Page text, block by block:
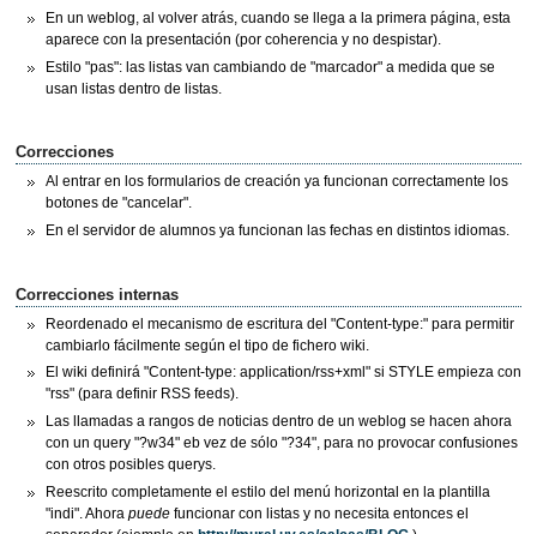
En un weblog, al volver atrás, cuando se llega a la primera página, esta
aparece con la presentación (por coherencia y no despistar).
Estilo "pas": las listas van cambiando de "marcador" a medida que se
usan listas dentro de listas.
Correcciones
Al entrar en los formularios de creación ya funcionan correctamente los
botones de "cancelar".
En el servidor de alumnos ya funcionan las fechas en distintos idiomas.
Correcciones internas
Reordenado el mecanismo de escritura del "Content-type:" para permitir
cambiarlo fácilmente según el tipo de fichero wiki.
El wiki definirá "Content-type: application/rss+xml" si STYLE empieza con
"rss" (para definir RSS feeds).
Las llamadas a rangos de noticias dentro de un weblog se hacen ahora
con un query "?w34" eb vez de sólo "?34", para no provocar confusiones
con otros posibles querys.
Reescrito completamente el estilo del menú horizontal en la plantilla
"indi". Ahora puedefuncionar con listas y no necesita entonces el